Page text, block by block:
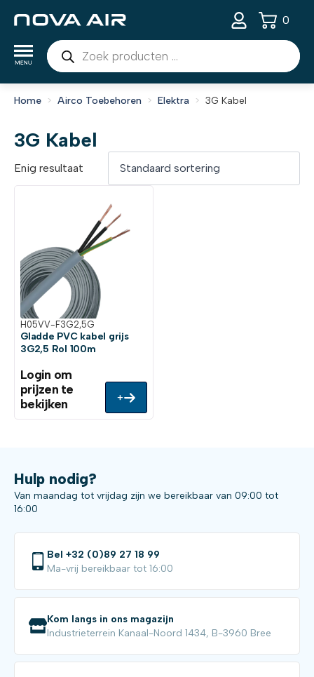
Producten
zoeken
0
Home Airco Toebehoren Elektra 3G Kabel
3G Kabel
Enig resultaat
H05VV-F3G2,5G
Gladde PVC kabel grijs
3G2,5 Rol 100m
Login om
prijzen te
bekijken
+
Hulp nodig?
Van maandag tot vrijdag zijn we bereikbaar van 09:00 tot
16:00
Bel +32 (0)89 27 18 99
Ma-vrij bereikbaar tot 16:00
Kom langs in ons magazijn
Industrieterrein Kanaal-Noord 1434, B-3960 Bree